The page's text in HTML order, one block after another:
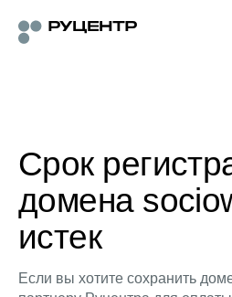
Срок
домена
истек
Если вы хотите сохранить